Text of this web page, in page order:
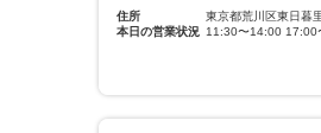
住所
東京都荒川区東日暮
本日の営業状況 11:30〜14:00 17:00